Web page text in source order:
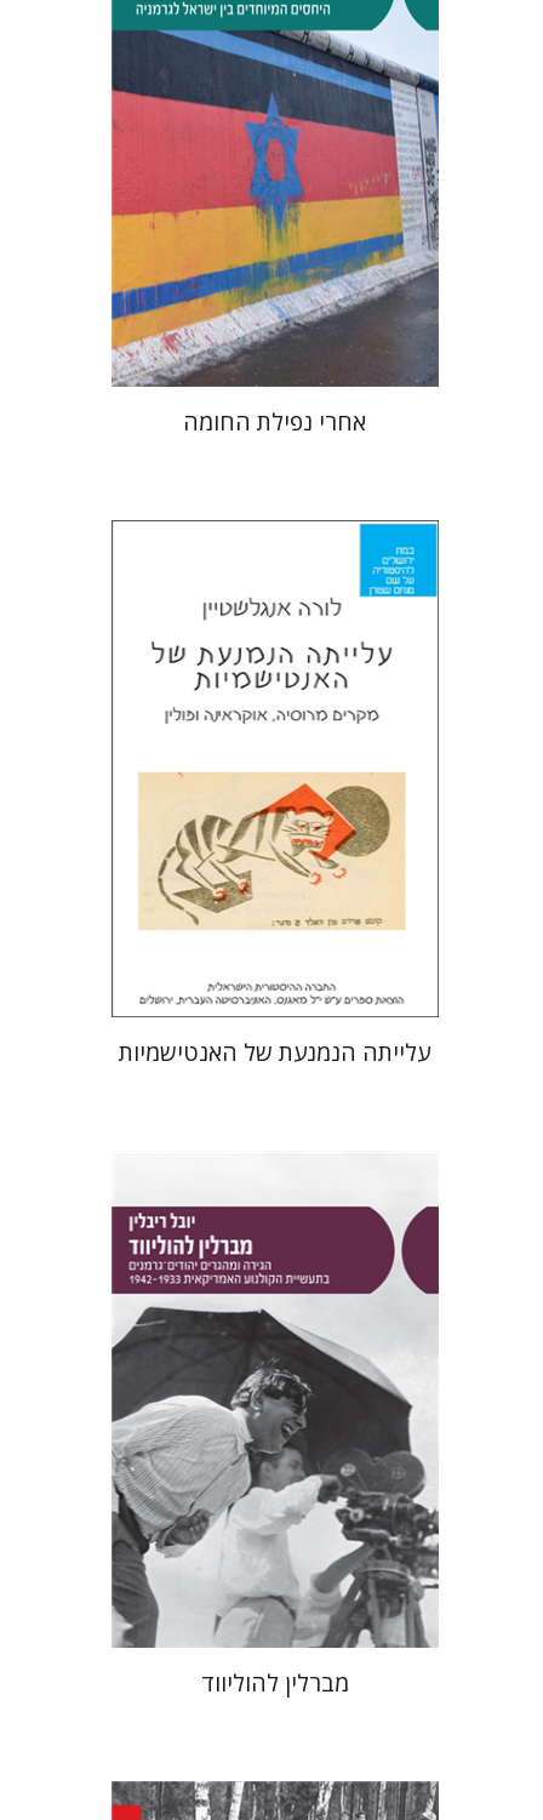
הנחת אתר ספר מודפס
$42
$38
אחרי נפילת החומה
מירי אליאב-פלדון
דורון מגן
הנחת אתר ספר מודפס
$32
עלייתה הנמנעת של האנטישמיות
יובל ריבלין
הנחת אתר ספר מודפס
$46
$41
מברלין להוליווד